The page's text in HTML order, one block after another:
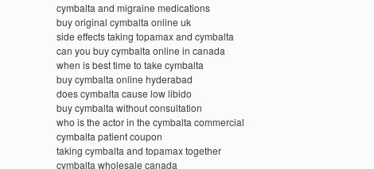
cymbalta and migraine medications
buy original cymbalta online uk
side effects taking topamax and cymbalta
can you buy cymbalta online in canada
when is best time to take cymbalta
buy cymbalta online hyderabad
does cymbalta cause low libido
buy cymbalta without consultation
who is the actor in the cymbalta commercial
cymbalta patient coupon
taking cymbalta and topamax together
cymbalta wholesale canada